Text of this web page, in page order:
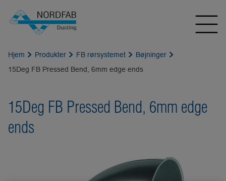
Hjem Produkter FB rørsystemet
Bøjninger
15Deg FB Pressed Bend, 6mm edge ends
15Deg FB Pressed Bend, 6mm edge
ends